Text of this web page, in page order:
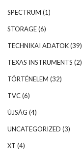
SPECTRUM (1)
STORAGE(6)
TECHNIKAI ADATOK(39)
TEXAS INSTRUMENTS (2)
TÖRTÉNELEM (32)
TVC(6)
ÚJSÁG (4)
UNCATEGORIZED (3)
XT (4)